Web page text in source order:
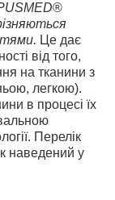
®
. Це дає
від того,
на тканини з
легкою).
в процесі їх
Перелік
наведений у